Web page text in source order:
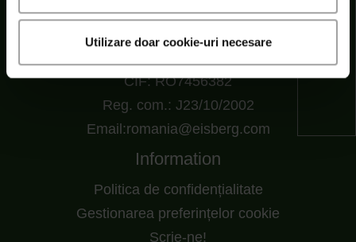
Utilizare doar cookie-uri necesare
Șoseaua Cernica nr. 216, RO 77145 Pantelimon,
CIF: RO7456382
Reg. com.: J23/10/2002
Email:romania@eisberg.com
Information
Politica de confidențialitate
Gestionarea preferințelor cookie
Scrie-ne!